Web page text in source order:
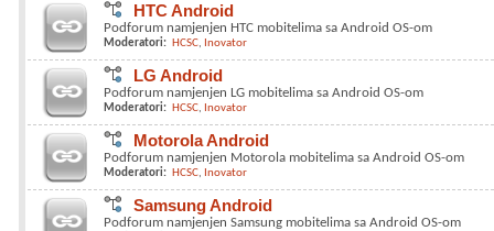
HTC Android
Podforum namjenjen HTC mobitelima sa Android OS-om
Moderatori: HCSC Inovator
LG Android
Podforum namjenjen LG mobitelima sa Android OS-om
Moderatori: HCSC Inovator
Motorola Android
Podforum namjenjen Motorola mobitelima sa Android OS-om
Moderatori: HCSC Inovator
Samsung Android
Podforum namjenjen Samsung mobitelima sa Android OS-om